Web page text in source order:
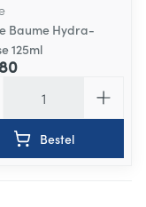
Baume Hydra-
125ml
Bestel